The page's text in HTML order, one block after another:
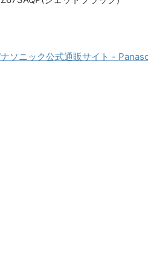
ソニック公式通販サイト -